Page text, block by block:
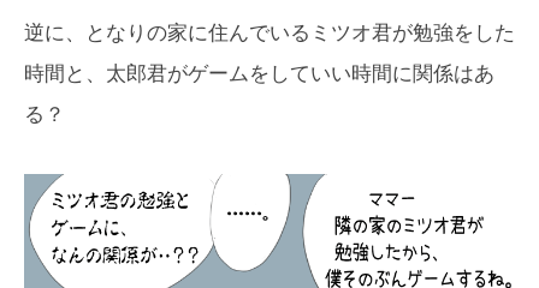
逆に、となりの家に住んでいるミツオ君が勉強をした
時間と、太郎君がゲームをしていい時間に関係はあ
る？